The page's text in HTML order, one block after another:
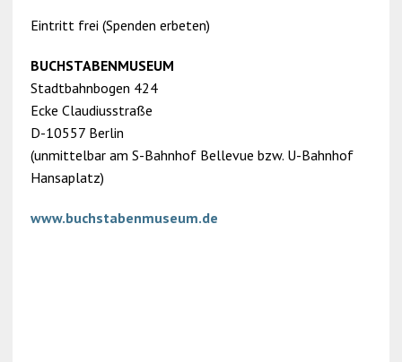
Eintritt frei (Spenden erbeten)
BUCHSTABENMUSEUM
Stadtbahnbogen 424
Ecke Claudiusstraße
D-10557 Berlin
(unmittelbar am S-Bahnhof Bellevue bzw. U-Bahnhof
Hansaplatz)
www.buchstabenmuseum.de